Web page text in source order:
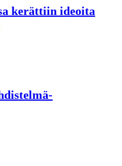
kerättiin ideoita